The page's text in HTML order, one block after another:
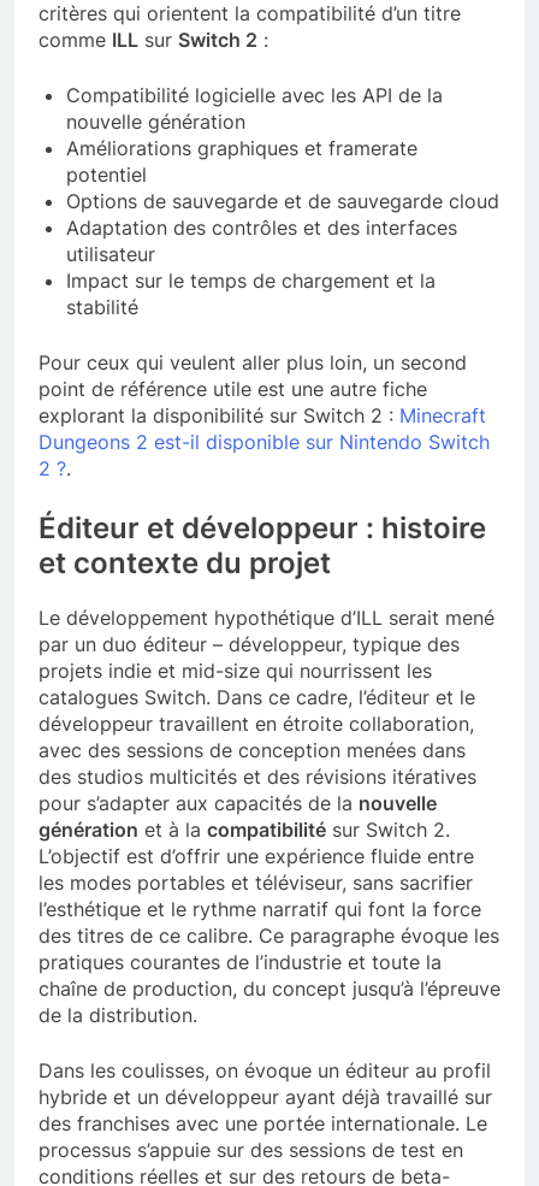
critères qui orientent la compatibilité d’un titre
comme ILL sur Switch 2 :
Compatibilité logicielle avec les API de la
nouvelle génération
Améliorations graphiques et framerate
potentiel
Options de sauvegarde et de sauvegarde cloud
Adaptation des contrôles et des interfaces
utilisateur
Impact sur le temps de chargement et la
stabilité
Pour ceux qui veulent aller plus loin, un second
point de référence utile est une autre fiche
explorant la disponibilité sur Switch 2 : Minecraft
Dungeons 2 est-il disponible sur Nintendo Switch
2 ?.
Éditeur et développeur : histoire
et contexte du projet
Le développement hypothétique d’ILL serait mené
par un duo éditeur – développeur, typique des
projets indie et mid-size qui nourrissent les
catalogues Switch. Dans ce cadre, l’éditeur et le
développeur travaillent en étroite collaboration,
avec des sessions de conception menées dans
des studios multicités et des révisions itératives
pour s’adapter aux capacités de la nouvelle
génération et à la compatibilité sur Switch 2.
L’objectif est d’offrir une expérience fluide entre
les modes portables et téléviseur, sans sacrifier
l’esthétique et le rythme narratif qui font la force
des titres de ce calibre. Ce paragraphe évoque les
pratiques courantes de l’industrie et toute la
chaîne de production, du concept jusqu’à l’épreuve
de la distribution.
Dans les coulisses, on évoque un éditeur au profil
hybride et un développeur ayant déjà travaillé sur
des franchises avec une portée internationale. Le
processus s’appuie sur des sessions de test en
conditions réelles et sur des retours de beta-